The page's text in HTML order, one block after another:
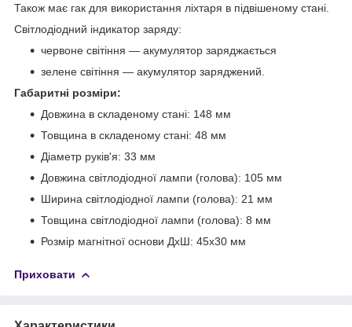
Також має гак для використання ліхтаря в підвішеному стані.
Світлодіодний індикатор заряду:
червоне світіння — акумулятор заряджається
зелене світіння — акумулятор заряджений.
Габаритні розміри:
Довжина в складеному стані: 148 мм
Товщина в складеному стані: 48 мм
Діаметр руків'я: 33 мм
Довжина світлодіодної лампи (голова): 105 мм
Ширина світлодіодної лампи (голова): 21 мм
Товщина світлодіодної лампи (голова): 8 мм
Розмір магнітної основи ДхШ: 45х30 мм
Приховати